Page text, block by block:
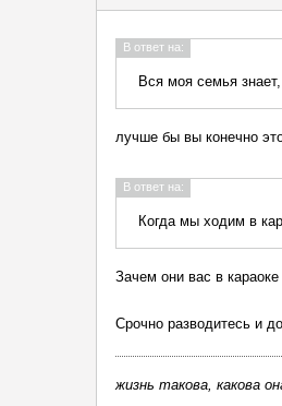
В ответ на:
Вся моя семья
лучше бы вы конечно
В ответ на:
Когда мы ходим в
Зачем они вас в караоке
Срочно разводитесь и
жизнь такова, какова